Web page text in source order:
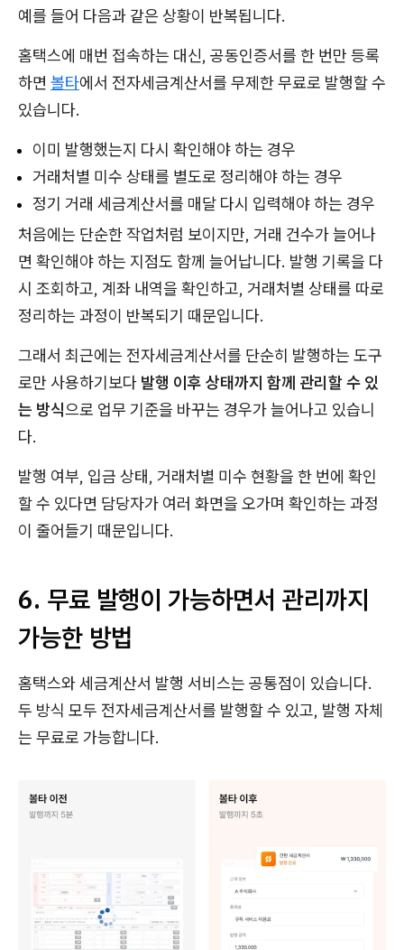
예를 들어 다음과 같은 상황이 반복됩니다.
홈택스에 매번 접속하는 대신, 공동인증서를 한 번만 등록
하면 볼타에서 전자세금계산서를 무제한 무료로 발행할 수
있습니다.
이미 발행했는지 다시 확인해야 하는 경우
거래처별 미수 상태를 별도로 정리해야 하는 경우
정기 거래 세금계산서를 매달 다시 입력해야 하는 경우
처음에는 단순한 작업처럼 보이지만, 거래 건수가 늘어나
면 확인해야 하는 지점도 함께 늘어납니다. 발행 기록을 다
시 조회하고, 계좌 내역을 확인하고, 거래처별 상태를 따로
정리하는 과정이 반복되기 때문입니다.
그래서 최근에는 전자세금계산서를 단순히 발행하는 도구
로만 사용하기보다 발행 이후 상태까지 함께 관리할 수 있
는 방식으로 업무 기준을 바꾸는 경우가 늘어나고 있습니
다.
발행 여부, 입금 상태, 거래처별 미수 현황을 한 번에 확인
할 수 있다면 담당자가 여러 화면을 오가며 확인하는 과정
이 줄어들기 때문입니다.
6. 무료 발행이 가능하면서 관리까지
가능한 방법
홈택스와 세금계산서 발행 서비스는 공통점이 있습니다.
두 방식 모두 전자세금계산서를 발행할 수 있고, 발행 자체
는 무료로 가능합니다.